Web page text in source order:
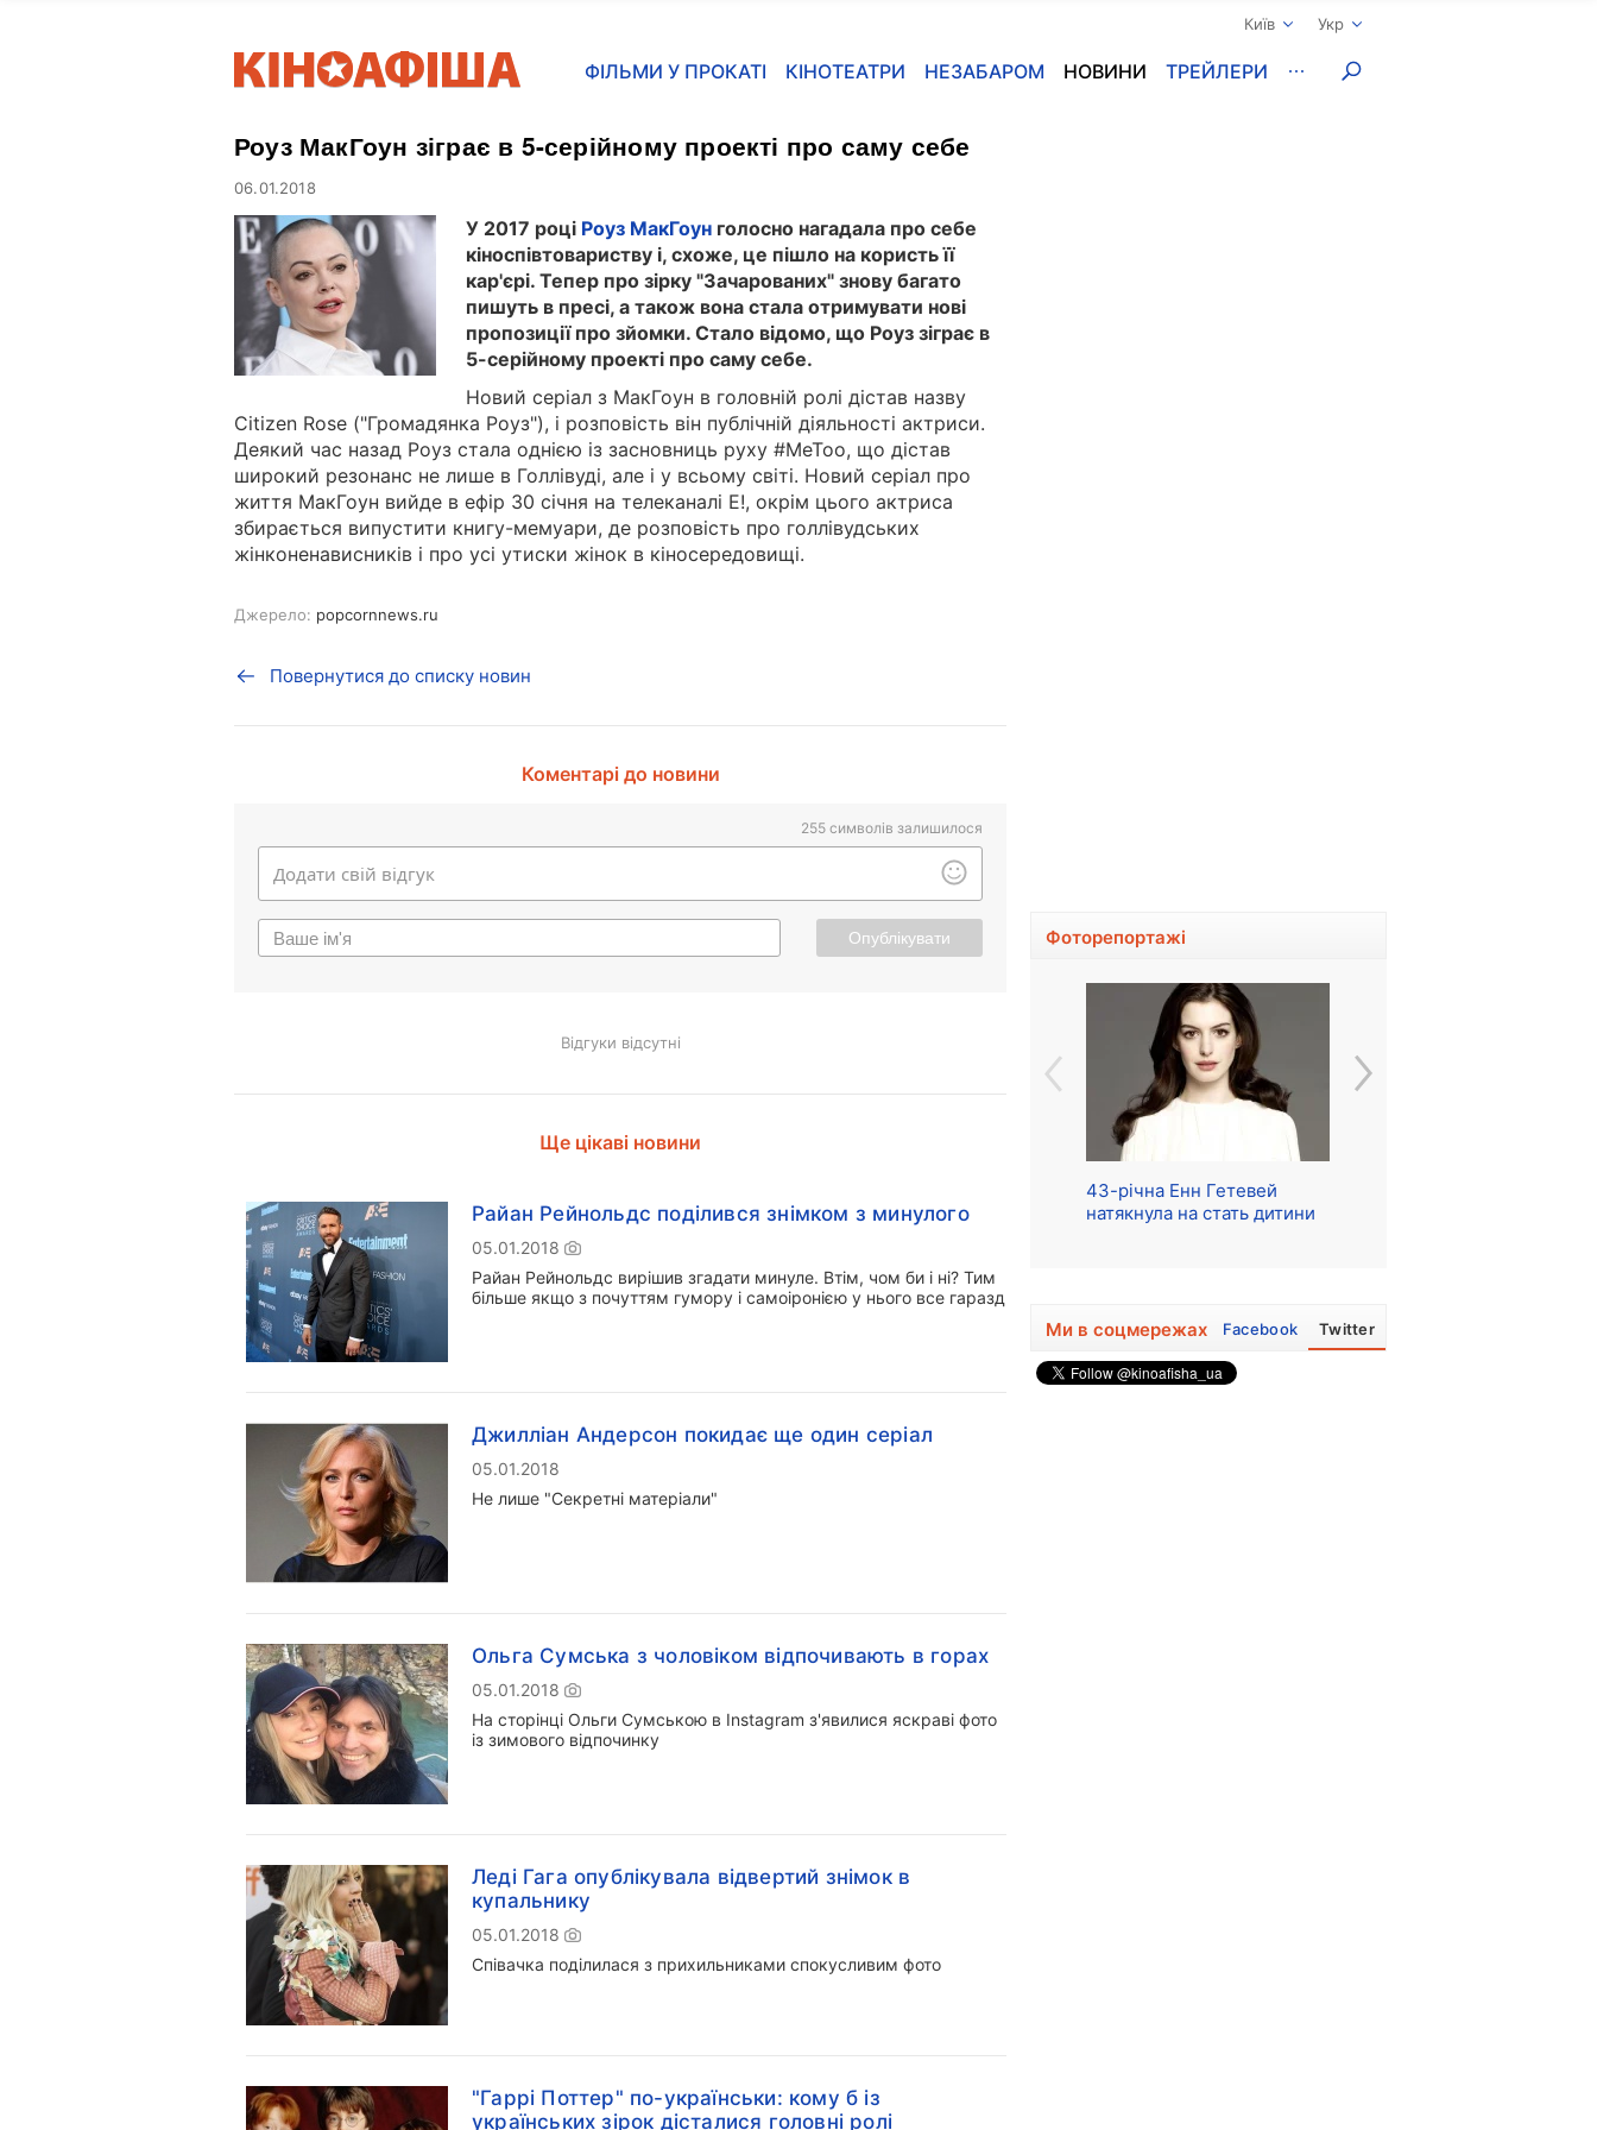
Київ Укр
ФІЛЬМИ У ПРОКАТІ КІНОТЕАТРИ НЕЗАБАРОМ НОВИНИ ТРЕЙЛЕРИ
Роуз МакГоун зіграє в 5-серійному проекті про саму себе
06.01.2018
У 2017 році Роуз МакГоун голосно нагадала про себе
кіноспівтовариству і, схоже, це пішло на користь її
кар'єрі. Тепер про зірку "Зачарованих" знову багато
пишуть в пресі, а також вона стала отримувати нові
пропозиції про зйомки. Стало відомо, що Роуз зіграє в
5-серійному проекті про саму себе.
Новий серіал з МакГоун в головній ролі дістав назву
Citizen Rose ("Громадянка Роуз"), і розповість він публічній діяльності актриси.
Деякий час назад Роуз стала однією із засновниць руху #MeToo, що дістав
широкий резонанс не лише в Голлівуді, але і у всьому світі. Новий серіал про
життя МакГоун вийде в ефір 30 січня на телеканалі E!, окрім цього актриса
збирається випустити книгу-мемуари, де розповість про голлівудських
жінконенависників і про усі утиски жінок в кіносередовищі.
Джерело: popcornnews.ru
Повернутися до списку новин
Коментарі до новини
255 символів залишилося
Опублікувати
Відгуки відсутні
Ще цікаві новини
Райан Рейнольдс поділився знімком з минулого
05.01.2018
Райан Рейнольдс вирішив згадати минуле. Втім, чом би і ні? Тим
більше якщо з почуттям гумору і самоіронією у нього все гаразд
Джилліан Андерсон покидає ще один серіал
05.01.2018
Не лише "Секретні матеріали"
Ольга Сумська з чоловіком відпочивають в горах
05.01.2018
На сторінці Ольги Сумською в Instagram з'явилися яскраві фото
із зимового відпочинку
Леді Гага опублікувала відвертий знімок в
купальнику
05.01.2018
Співачка поділилася з прихильниками спокусливим фото
"Гаррі Поттер" по-українськи: кому б із
українських зірок дісталися головні ролі
Фоторепортажі
43-річна Енн Гетевей
натякнула на стать дитини
Ми в соцмережах Facebook Twitter